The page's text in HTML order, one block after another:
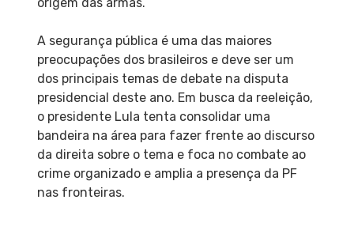
A segurança pública é uma das maiores
preocupações dos brasileiros e deve ser um
dos principais temas de debate na disputa
presidencial deste ano. Em busca da reeleição,
o presidente Lula tenta consolidar uma
bandeira na área para fazer frente ao discurso
da direita sobre o tema e foca no combate ao
crime organizado e amplia a presença da PF
nas fronteiras.